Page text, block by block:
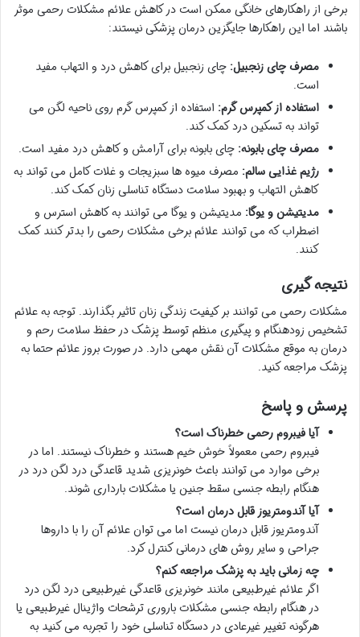
برخی از راهکارهای خانگی ممکن است در کاهش علائم مشکلات رحمی موثر
باشند اما این راهکارها جایگزین درمان پزشکی نیستند:
مصرف چای زنجبیل: چای زنجبیل برای کاهش درد و التهاب مفید
است.
استفاده از کمپرس گرم: استفاده از کمپرس گرم روی ناحیه لگن می
تواند به تسکین درد کمک کند.
مصرف چای بابونه: چای بابونه برای آرامش و کاهش درد مفید است.
رژیم غذایی سالم: مصرف میوه ها سبزیجات و غلات کامل می تواند به
کاهش التهاب و بهبود سلامت دستگاه تناسلی زنان کمک کند.
مدیتیشن و یوگا: مدیتیشن و یوگا می توانند به کاهش استرس و
اضطراب که می توانند علائم برخی مشکلات رحمی را بدتر کنند کمک
کنند.
نتیجه گیری
مشکلات رحمی می توانند بر کیفیت زندگی زنان تاثیر بگذارند. توجه به علائم
تشخیص زودهنگام و پیگیری منظم توسط پزشک در حفظ سلامت رحم و
درمان به موقع مشکلات آن نقش مهمی دارد. در صورت بروز علائم حتما به
پزشک مراجعه کنید.
پرسش و پاسخ
آیا فیبروم رحمی خطرناک است؟
فیبروم رحمی معمولاً خوش خیم هستند و خطرناک نیستند. اما در
برخی موارد می توانند باعث خونریزی شدید قاعدگی درد لگن درد در
هنگام رابطه جنسی سقط جنین یا مشکلات بارداری شوند.
آیا آندومتریوز قابل درمان است؟
آندومتریوز قابل درمان نیست اما می توان علائم آن را با داروها
جراحی و سایر روش های درمانی کنترل کرد.
چه زمانی باید به پزشک مراجعه کنم؟
اگر علائم غیرطبیعی مانند خونریزی قاعدگی غیرطبیعی درد لگن درد
در هنگام رابطه جنسی مشکلات باروری ترشحات واژینال غیرطبیعی یا
هرگونه تغییر غیرعادی در دستگاه تناسلی خود را تجربه می کنید به